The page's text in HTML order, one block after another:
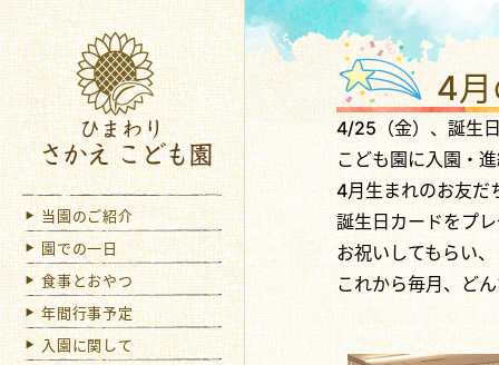
ひま
当園のご紹介
園での一日
食事とおやつ
年間行事予定
入園に関して
4月
4/25（金）、誕生
こども園に入園・
4月生まれのお友だ
誕生日カードをプ
お祝いしてもらい
これから毎月、ど